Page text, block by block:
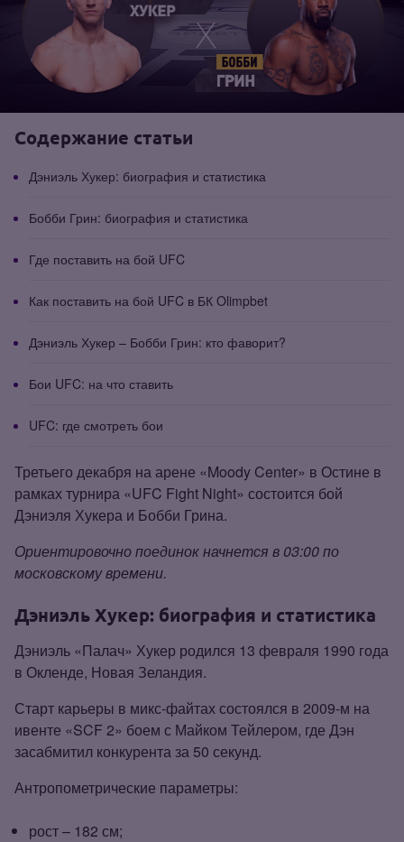
Содержание статьи
Дэниэль Хукер: биография и статистика
Бобби Грин: биография и статистика
Где поставить на бой UFC
Как поставить на бой UFC в БК Olimpbet
Дэниэль Хукер – Бобби Грин: кто фаворит?
Бои UFC: на что ставить
UFC: где смотреть бои
Третьего декабря на арене «Moody Center» в Остине в
рамках турнира «UFC Fight Night» состоится бой
Дэниэля Хукера и Бобби Грина.
Ориентировочно поединок начнется в 03:00 по
московскому времени.
Дэниэль Хукер: биография и статистика
Дэниэль «Палач» Хукер родился 13 февраля 1990 года
в Окленде, Новая Зеландия.
Старт карьеры в микс‑файтах состоялся в 2009‑м на
ивенте «SCF 2» боем с Майком Тейлером, где Дэн
засабмитил конкурента за 50 секунд.
Антропометрические параметры:
рост – 182 см;